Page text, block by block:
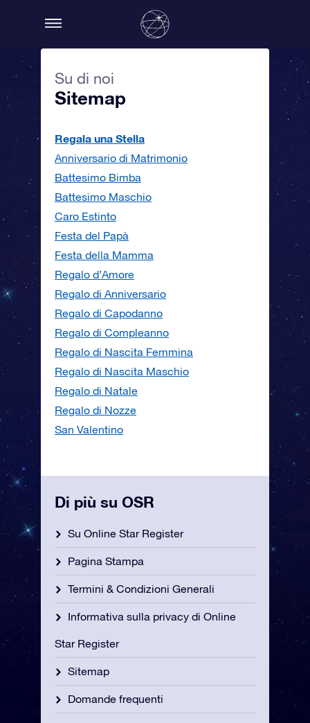
Su di noi
Sitemap
Regala una Stella
Anniversario di Matrimonio
Battesimo Bimba
Battesimo Maschio
Caro Estinto
Festa del Papà
Festa della Mamma
Regalo d’Amore
Regalo di Anniversario
Regalo di Capodanno
Regalo di Compleanno
Regalo di Nascita Femmina
Regalo di Nascita Maschio
Regalo di Natale
Regalo di Nozze
San Valentino
Di più su OSR
Su Online Star Register
Pagina Stampa
Termini & Condizioni Generali
Informativa sulla privacy di Online
Star Register
Sitemap
Domande frequenti